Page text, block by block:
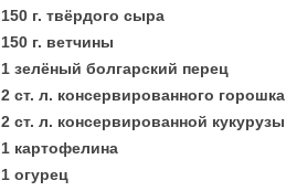
150 г. твёрдого сыра
150 г. ветчины
1 зелёный болгарский перец
2 ст. л. консервированного горошка
2 ст. л. консервированной кукурузы
1 картофелина
1 огурец